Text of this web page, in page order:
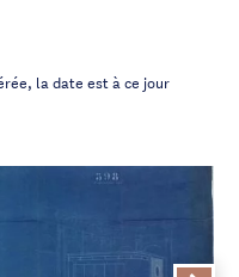
la date est à ce jour